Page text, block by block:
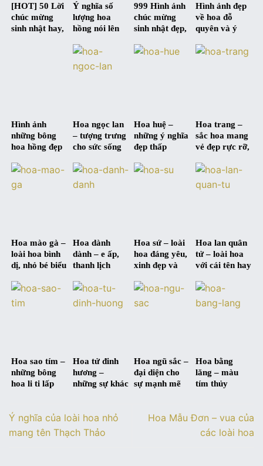
[HOT] 50 Lời
chúc mừng
sinh nhật hay,
Ý nghĩa số
lượng hoa
hồng nói lên
999 Hình ảnh
chúc mừng
sinh nhật đẹp,
và siêu bựa :D
Hình ảnh đẹp
về hoa đỗ
quyên và ý
Hình ảnh
những bông
hoa hồng đẹp
Hoa ngọc lan
– tượng trưng
cho sức sống
tấm lòng cao
đẹp
Hoa huệ –
những ý nghĩa
đẹp thấp
từng màu hoa
Hoa trang –
sắc hoa mang
vẻ đẹp rực rỡ,
nhã và quý
Hoa mào gà –
loài hoa bình
dị, nhỏ bé biểu
lòng cao
thượng
Hoa dành
dành – e ấp,
thanh lịch
mạnh mẽ
Hoa sứ – loài
hoa đáng yêu,
xinh đẹp và
Hoa lan quân
tử – loài hoa
với cái tên hay
nghĩa
Hoa sao tím –
những bông
hoa li ti lấp
Hoa tử đinh
hương –
những sự khác
xưa và nay
Hoa ngũ sắc –
đại diện cho
sự mạnh mẽ
sống
Hoa bằng
lăng – màu
tím thủy
Ý nghĩa của loài hoa nhỏ
mang tên Thạch Thảo
Hoa Mẫu Đơn – vua của
các loài hoa